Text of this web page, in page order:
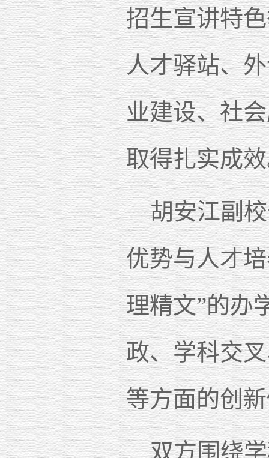
招生宣讲特
人才驿站、
业建设、社
取得扎实成
胡安江副
优势与人才
理精文”的办
政、学科交
等方面的创
双方围绕